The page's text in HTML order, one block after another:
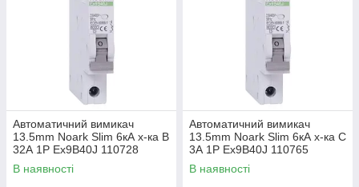
Автоматичний вимикач
13.5mm Noark Slim 6кА х-ка B
32А 1P Ex9B40J 110728
В наявності
Автоматичний вимикач
13.5mm Noark Slim 6кА х-ка C
3А 1P Ex9B40J 110765
В наявності